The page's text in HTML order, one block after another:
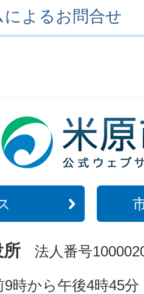
よるお問合せ
所 法人番号
9時から午後4時45分